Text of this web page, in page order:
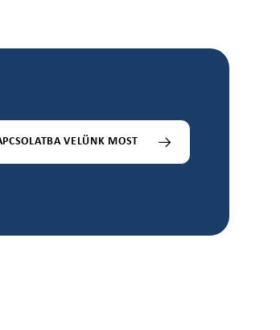
VELÜNK MOST